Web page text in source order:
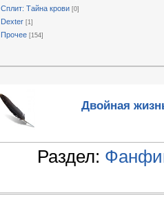
Сплит: Тайна крови [0]
Dexter [1]
Прочее [154]
Двойная
Раздел: